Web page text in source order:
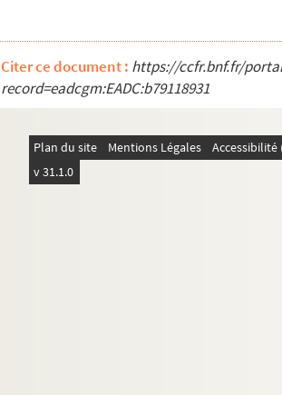
Citer ce document : https://ccfr.bnf.fr/
record=eadcgm:EADC:b79118931
Plan du site Mentions Légales
v 31.1.0